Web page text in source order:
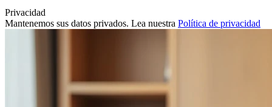
Privacidad
Mantenemos sus datos privados. Lea nuestra Política de privacidad